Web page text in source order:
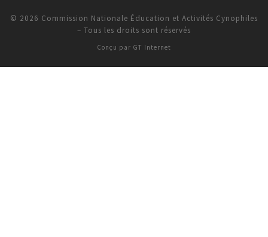
© 2026 Commission Nationale Éducation et Activités Cynophiles
– Tous les droits sont réservés
Conçu par GT Internet